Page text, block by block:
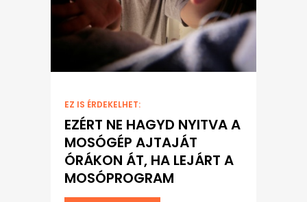
EZ IS ÉRDEKELHET:
EZÉRT NE HAGYD NYITVA A
MOSÓGÉP AJTAJÁT
ÓRÁKON ÁT, HA LEJÁRT A
MOSÓPROGRAM